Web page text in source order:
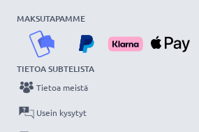
MAKSUTAPAMME
TIETOA SUBTELISTA
Tietoa meistä
Usein kysytyt